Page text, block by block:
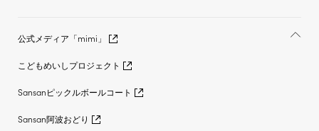
公式メディア「mimi」
こどもめいしプロジェクト
Sansanピックルボールコート
Sansan阿波おどり